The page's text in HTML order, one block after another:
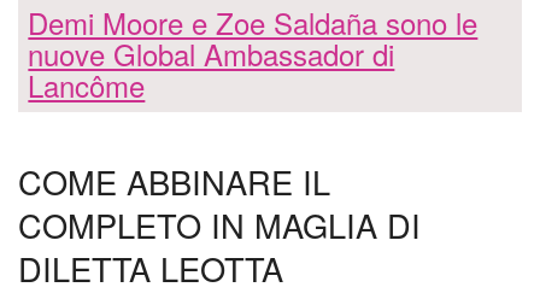
Demi Moore e Zoe Saldaña sono le
nuove Global Ambassador di
Lancôme
COME ABBINARE IL
COMPLETO IN MAGLIA DI
DILETTA LEOTTA